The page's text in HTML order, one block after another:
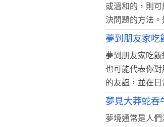
或溫和的，則
決問題的方法
夢到朋友家吃
夢到朋友家吃
也可能代表你
的友誼，並在
夢見大莽蛇吞
夢境通常是人